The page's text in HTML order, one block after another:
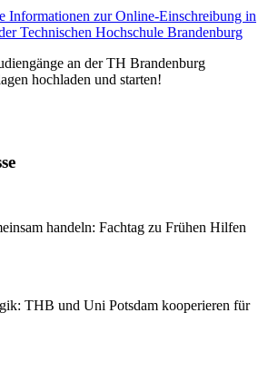
an der TH Brandenburg
hochladen und starten!
handeln: Fachtag zu Frühen Hilfen
THB und Uni Potsdam kooperieren für